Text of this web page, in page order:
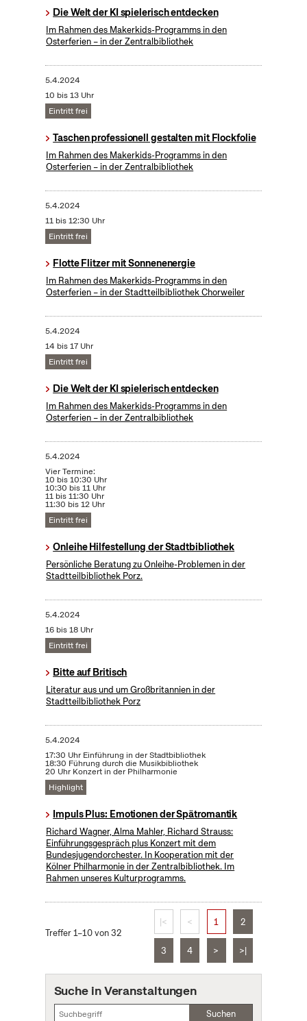
Die Welt der KI spielerisch entdecken
Im Rahmen des Makerkids-Programms in den
Osterferien – in der Zentralbibliothek
5.4.2024
10 bis 13 Uhr
Eintritt frei
Taschen professionell gestalten mit Flockfolie
Im Rahmen des Makerkids-Programms in den
Osterferien – in der Zentralbibliothek
5.4.2024
11 bis 12:30 Uhr
Eintritt frei
Flotte Flitzer mit Sonnenenergie
Im Rahmen des Makerkids-Programms in den
Osterferien – in der Stadtteilbibliothek Chorweiler
5.4.2024
14 bis 17 Uhr
Eintritt frei
Die Welt der KI spielerisch entdecken
Im Rahmen des Makerkids-Programms in den
Osterferien – in der Zentralbibliothek
5.4.2024
Vier Termine:
10 bis 10:30 Uhr
10:30 bis 11 Uhr
11 bis 11:30 Uhr
11:30 bis 12 Uhr
Eintritt frei
Onleihe Hilfestellung der Stadtbibliothek
Persönliche Beratung zu Onleihe-Problemen in der
Stadtteilbibliothek Porz.
5.4.2024
16 bis 18 Uhr
Eintritt frei
Bitte auf Britisch
Literatur aus und um Großbritannien in der
Stadtteilbibliothek Porz
5.4.2024
17:30 Uhr Einführung in der Stadtbibliothek
18:30 Führung durch die Musikbibliothek
20 Uhr Konzert in der Philharmonie
Highlight
Impuls Plus: Emotionen der Spätromantik
Richard Wagner, Alma Mahler, Richard Strauss:
Einführungsgespräch plus Konzert mit dem
Bundesjugendorchester. In Kooperation mit der
Kölner Philharmonie in der Zentralbibliothek. Im
Rahmen unseres Kulturprogramms.
Treffer 1–10 von 32
|< < 1 2
3 4 > >|
Suche in Veranstaltungen
Suchen